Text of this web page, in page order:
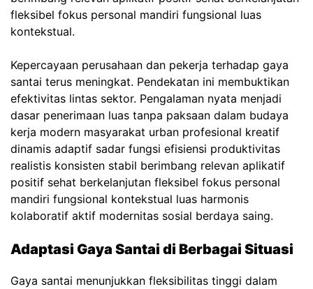
fleksibel fokus personal mandiri fungsional luas
kontekstual.
Kepercayaan perusahaan dan pekerja terhadap gaya
santai terus meningkat. Pendekatan ini membuktikan
efektivitas lintas sektor. Pengalaman nyata menjadi
dasar penerimaan luas tanpa paksaan dalam budaya
kerja modern masyarakat urban profesional kreatif
dinamis adaptif sadar fungsi efisiensi produktivitas
realistis konsisten stabil berimbang relevan aplikatif
positif sehat berkelanjutan fleksibel fokus personal
mandiri fungsional kontekstual luas harmonis
kolaboratif aktif modernitas sosial berdaya saing.
Adaptasi Gaya Santai di Berbagai Situasi
Gaya santai menunjukkan fleksibilitas tinggi dalam